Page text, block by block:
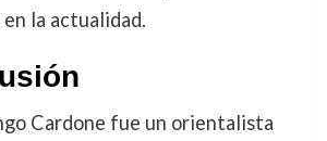
la actualidad.
Cardone fue un orientalista